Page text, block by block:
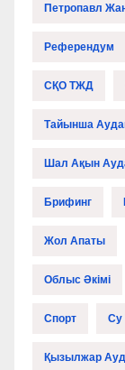
Петропавл
Референдум
СҚО ТЖД
Тайынша
Шал Ақын
Брифинг
Жол Апаты
Облыс Әкімі
Спорт Су
Қызылжар